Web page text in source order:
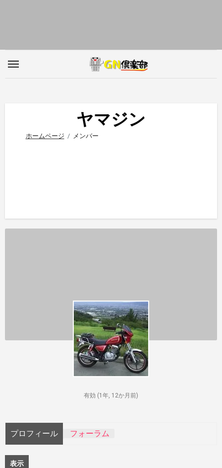
ス
ヤマジン
ホームページ メンバー
有効 (1年, 12か月前)
プロフィール フォーラム
表示